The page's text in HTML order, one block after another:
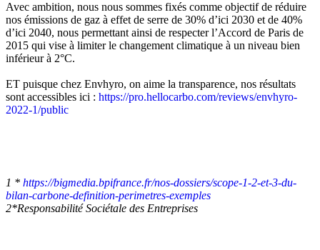
Avec ambition, nous nous sommes fixés comme objectif de réduire
nos émissions de gaz à effet de serre de 30% d’ici 2030 et de 40%
d’ici 2040, nous permettant ainsi de respecter l’Accord de Paris de
2015 qui vise à limiter le changement climatique à un niveau bien
inférieur à 2°C.
ET puisque chez Envhyro, on aime la transparence, nos résultats
sont accessibles ici : https://pro.hellocarbo.com/reviews/envhyro-
2022-1/public
1 * https://bigmedia.bpifrance.fr/nos-dossiers/scope-1-2-et-3-du-
bilan-carbone-definition-perimetres-exemples
2*Responsabilité Sociétale des Entreprises